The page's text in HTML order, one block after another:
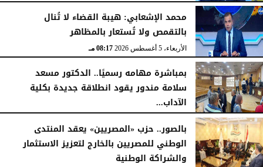
الأربعاء، 5 أغسطس 2026
محمد الإشعابي: هيبة القضاء لا تُنال
بالتقمص ولا تُستعار بالمظاهر
الأربعاء، 5 أغسطس 2026 08:17 مـ
بمباشرة مهامه رسميًا.. الدكتور مسعد
سلامة مندور يقود انطلاقة جديدة بكلية
الآداب...
الأربعاء، 5 أغسطس 2026
بالصور.. حزب «المصريين» يعقد المنتدى
الوطني للمصريين بالخارج لتعزيز الاستثمار
والشراكة الوطنية